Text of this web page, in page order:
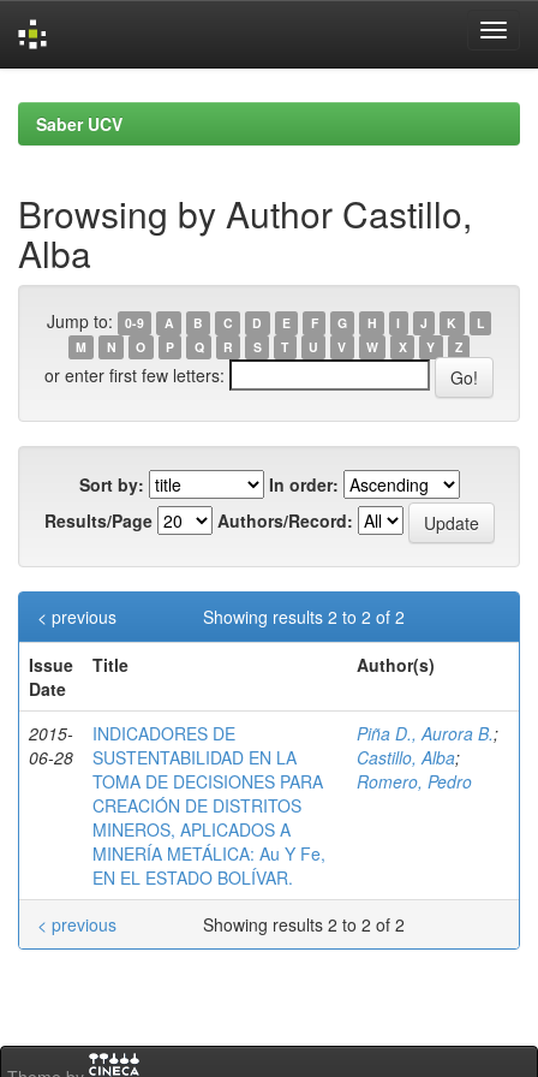
navigationSaber UCV
Browsing by Author Castillo,
Alba
Jump to: 0-9 A B C D E F G H I J K
L
M
N O P Q R S T U V W X Y Z
or enter first few letters:
Sort by:
In order:
Results/Page
Authors/Record:
Showing results 2 to 2 of 2
< previous
Issue
Date
Title Author(s)
2015-
06-28
INDICADORES DE
SUSTENTABILIDAD EN LA
TOMA DE DECISIONES PARA
CREACIÓN DE DISTRITOS
MINEROS, APLICADOS A
MINERÍA METÁLICA: Au Y Fe,
EN EL ESTADO BOLÍVAR.
Piña D., Aurora B.;
Castillo, Alba;
Romero, Pedro
Showing results 2 to 2 of 2
< previous